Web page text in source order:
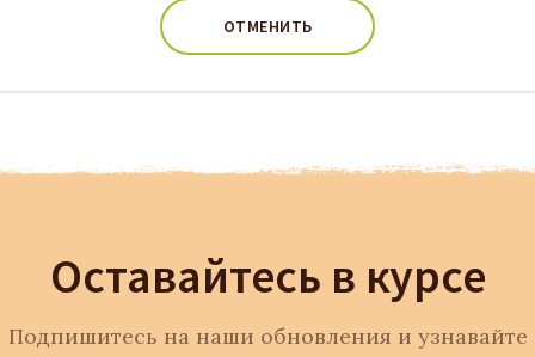
ОТМЕНИТЬ
Оставайтесь в курсе
Подпишитесь на наши обновления и узнавайте